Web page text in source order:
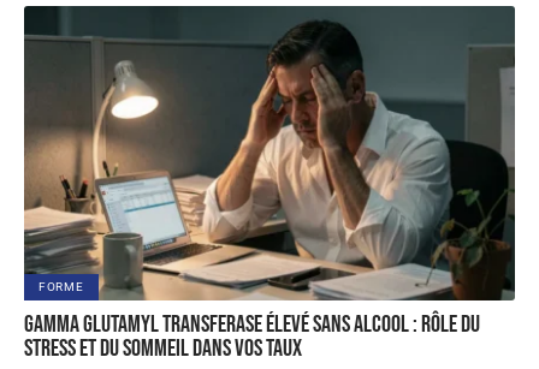
FORME
Gamma glutamyl transferase élevé sans alcool : rôle du
stress et du sommeil dans vos taux